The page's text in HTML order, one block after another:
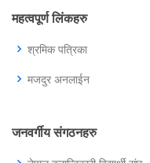
महत्वपूर्ण लिंकहरु
श्रमिक पत्रिका
मजदुर अनलाईन
जनवर्गीय संगठनहरु